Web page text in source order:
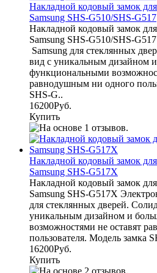
Накладной кодовый замок
Samsung SHS-G510/SHS-G517
Накладной кодовый замок
Samsung SHS-G510/SHS-
Samsung для стеклянных
вид с уникальным дизайном
функциональными
равнодушным ни одного
SHS-G..
16200Руб.
Купить
Накладной кодовый замок
Samsung SHS-G517X
Накладной кодовый замок
Samsung SHS-G517X
для стеклянных дверей.
уникальным дизайном и
возможностями не оставят
пользователя. Модель замка
16200Руб.
Купить